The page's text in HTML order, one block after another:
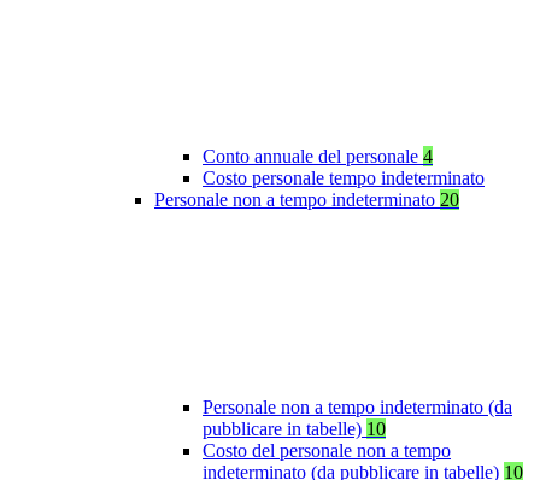
Conto annuale del personale 4
Costo personale tempo indeterminato
Personale non a tempo indeterminato 20
Personale non a tempo indeterminato (da
pubblicare in tabelle) 10
Costo del personale non a tempo
indeterminato (da pubblicare in tabelle) 10